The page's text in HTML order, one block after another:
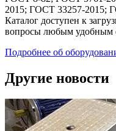
2015; ГОСТ 33257-2015;
Каталог доступен к
вопросы любым удобным
Подробнее об
Другие новости